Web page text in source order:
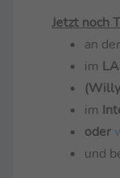
Jetzt noch
an der
im
im
oder
und